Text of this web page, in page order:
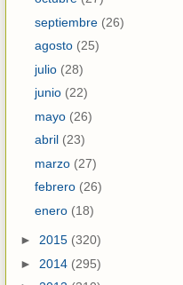
septiembre (26)
agosto (25)
julio (28)
junio (22)
mayo (26)
abril (23)
marzo (27)
febrero (26)
enero (18)
► 2015 (320)
► 2014 (295)